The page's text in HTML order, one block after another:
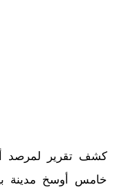
كشف تقرير لمرصد
خامس أوسخ مدينة